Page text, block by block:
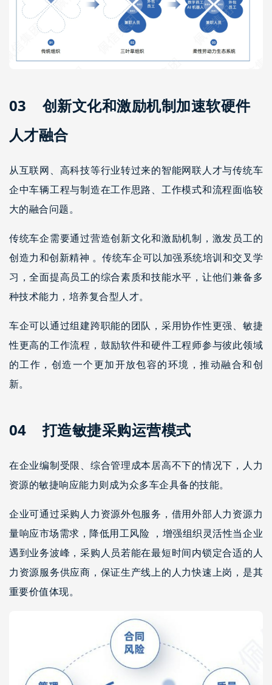
03 创新文化和激励机制加速软硬件
人才融合
从互联网、高科技等行业转过来的智能网联人才与传统车
企中车辆工程与制造在工作思路、工作模式和流程面临较
大的融合问题。
传统车企需要通过营造创新文化和激励机制，激发员工的
创造力和创新精神 。传统车企可以加强系统培训和交叉学
习，全面提高员工的综合素质和技能水平，让他们兼备多
种技术能力，培养复合型人才。
车企可以通过组建跨职能的团队，采用协作性更强、敏捷
性更高的工作流程，鼓励软件和硬件工程师参与彼此领域
的工作，创造一个更加开放包容的环境，推动融合和创
新。
04 打造敏捷采购运营模式
在企业编制受限、综合管理成本居高不下的情况下，人力
资源的敏捷响应能力则成为众多车企具备的技能。
企业可通过采购人力资源外包服务，借用外部人力资源力
量响应市场需求，降低用工风险 ，增强组织灵活性当企业
遇到业务波峰，采购人员若能在最短时间内锁定合适的人
力资源服务供应商，保证生产线上的人力快速上岗，是其
重要价值体现。